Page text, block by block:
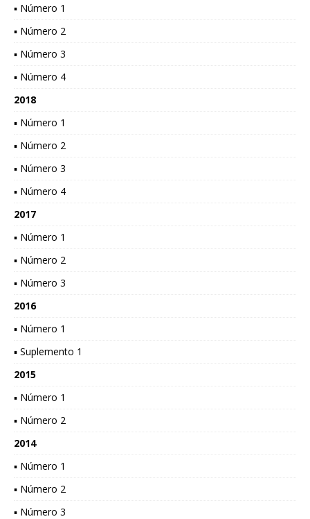
▪ Número 1
▪ Número 2
▪ Número 3
▪ Número 4
2018
▪ Número 1
▪ Número 2
▪ Número 3
▪ Número 4
2017
▪ Número 1
▪ Número 2
▪ Número 3
2016
▪ Número 1
▪ Suplemento 1
2015
▪ Número 1
▪ Número 2
2014
▪ Número 1
▪ Número 2
▪ Número 3